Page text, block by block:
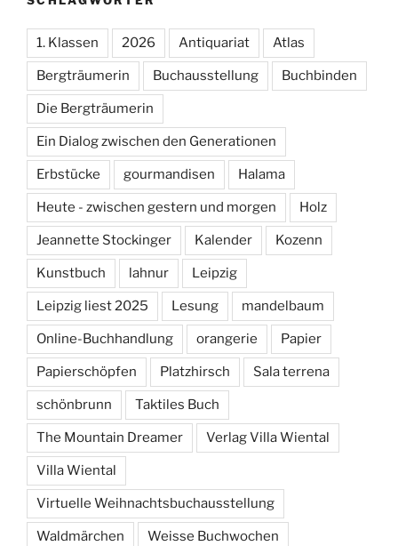
1. Klassen 2026 Antiquariat Atlas
Bergträumerin Buchausstellung Buchbinden
Die Bergträumerin
Ein Dialog zwischen den Generationen
Erbstücke gourmandisen Halama
Heute - zwischen gestern und morgen Holz
Jeannette Stockinger Kalender Kozenn
Kunstbuch lahnur Leipzig
Leipzig liest 2025 Lesung mandelbaum
Online-Buchhandlung orangerie Papier
Papierschöpfen Platzhirsch Sala terrena
schönbrunn Taktiles Buch
The Mountain Dreamer Verlag Villa Wiental
Villa Wiental
Virtuelle Weihnachtsbuchausstellung
Waldmärchen Weisse Buchwochen